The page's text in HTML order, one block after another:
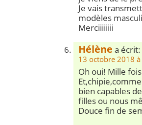
Je vais
modèles
Merciiiiiiii
Hélène a écrit:
13 octobre 2018
Oh oui! Mille
bien capables
filles ou nous
Douce fin de